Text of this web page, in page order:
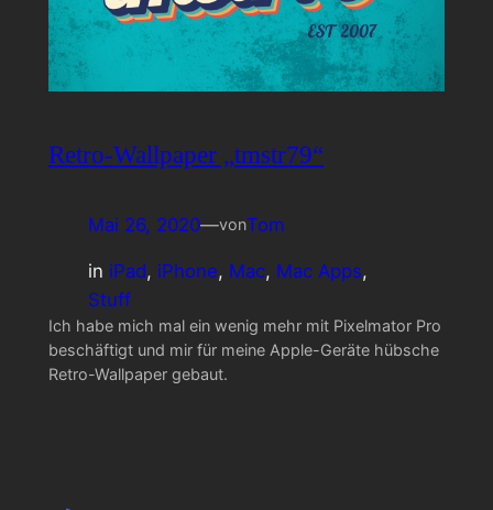
Retro-Wallpaper „tmstr79“
Mai 26, 2020—vonTom
in iPad, iPhone, Mac, Mac Apps
Stuff
Ich habe mich mal ein wenig mehr mit Pixelmator Pro
beschäftigt und mir für meine Apple-Geräte hübsche
Retro-Wallpaper gebaut.